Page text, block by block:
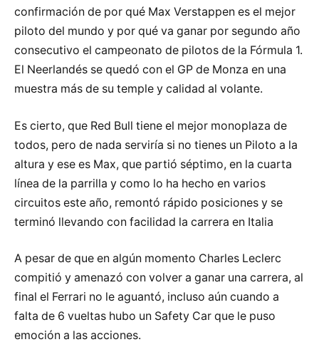
confirmación de por qué Max Verstappen es el mejor
piloto del mundo y por qué va ganar por segundo año
consecutivo el campeonato de pilotos de la Fórmula 1.
El Neerlandés se quedó con el GP de Monza en una
muestra más de su temple y calidad al volante.
Es cierto, que Red Bull tiene el mejor monoplaza de
todos, pero de nada serviría si no tienes un Piloto a la
altura y ese es Max, que partió séptimo, en la cuarta
línea de la parrilla y como lo ha hecho en varios
circuitos este año, remontó rápido posiciones y se
terminó llevando con facilidad la carrera en Italia
A pesar de que en algún momento Charles Leclerc
compitió y amenazó con volver a ganar una carrera, al
final el Ferrari no le aguantó, incluso aún cuando a
falta de 6 vueltas hubo un Safety Car que le puso
emoción a las acciones.